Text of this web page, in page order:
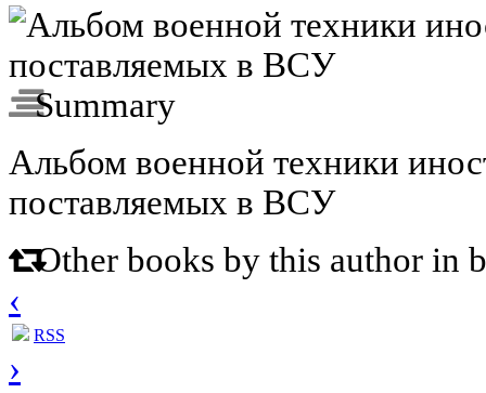
Summary
Альбом военной техники
поставляемых в ВСУ
Other books by this author in
‹
RSS
›